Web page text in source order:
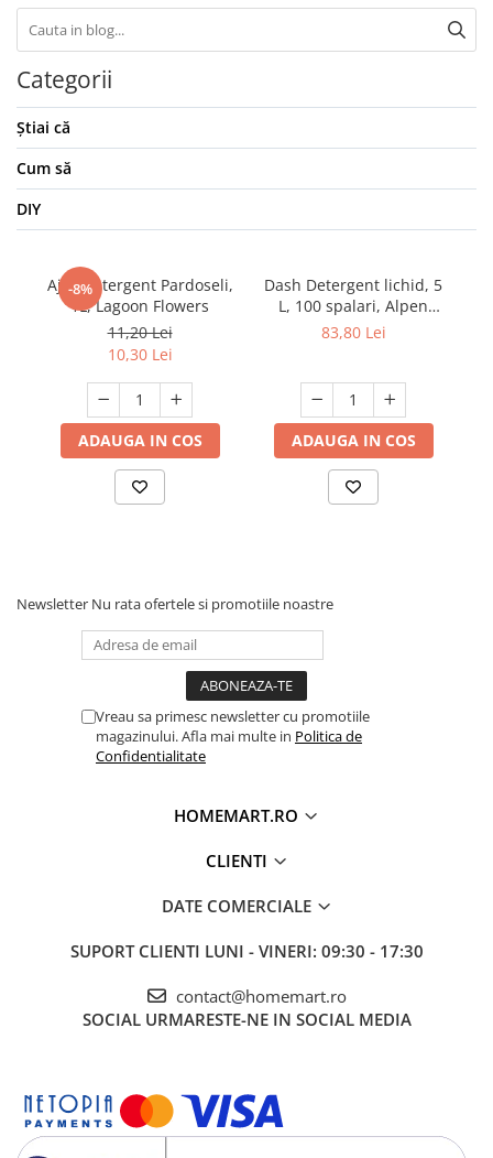
Categorii
Știai că
Cum să
DIY
-8%
Ajax Detergent Pardoseli,
1L, Lagoon Flowers
11,20 Lei
10,30 Lei
ADAUGA IN COS
Dash Detergent lichid, 5
L, 100 spalari, Alpen
Frische
83,80 Lei
ADAUGA IN COS
Newsletter Nu rata ofertele si promotiile noastre
Vreau sa primesc newsletter cu promotiile
magazinului. Afla mai multe in Politica de
Confidentialitate
HOMEMART.RO
CLIENTI
DATE COMERCIALE
SUPORT CLIENTI LUNI - VINERI: 09:30 - 17:30
contact@homemart.ro
SOCIAL URMARESTE-NE IN SOCIAL MEDIA